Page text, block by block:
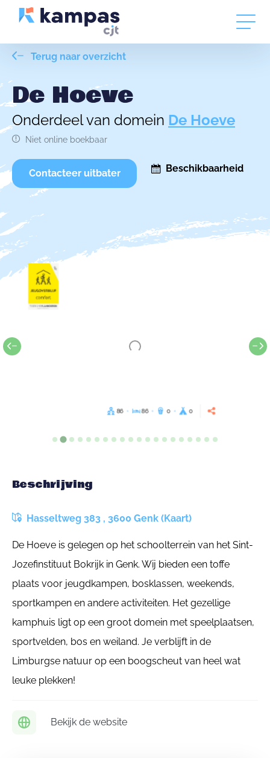
Terug naar overzicht
De Hoeve
Onderdeel van domein De Hoeve
Niet online boekbaar
Contacteer uitbater Beschikbaarheid
86 86 0 0
Beschrijving
Hasseltweg 383 , 3600 Genk (Kaart)
De Hoeve is gelegen op het schoolterrein van het Sint-
Jozefinstituut Bokrijk in Genk. Wij bieden een toffe
plaats voor jeugdkampen, bosklassen, weekends,
sportkampen en andere activiteiten. Het gezellige
kamphuis ligt op een groot domein met speelplaatsen,
sportvelden, bos en weiland. Je verblijft in de
Limburgse natuur op een boogscheut van heel wat
leuke plekken!
Bekijk de website